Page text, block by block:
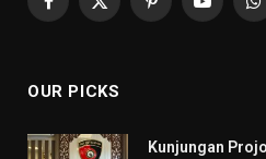
Facebook
X
PinterestYouTube
OUR PICKS
Kunjungan